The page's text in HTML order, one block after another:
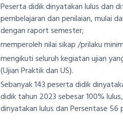
Peserta didik dinyatakan lulus dan
pembelajaran dan penilaian, mulai
dengan raport semester;
memperoleh nilai sikap /prilaku
mengikuti seluruh kegiatan ujian
(Ujian Praktik dan US).
Sebanyak 143 peserta didik
didik tahun 2023 sebesar 100%
dinyatakan lulus dan Persentase 56